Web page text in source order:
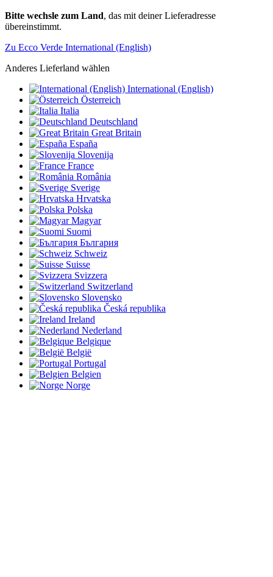
Bitte wechsle zum Land, das mit deiner Lieferadresse
übereinstimmt.
Zu Ecco Verde International (English)
Anderes Lieferland wählen
International (English)
Österreich
Italia
Deutschland
Great Britain
España
Slovenija
France
România
Sverige
Hrvatska
Polska
Magyar
Suomi
България
Schweiz
Suisse
Svizzera
Switzerland
Slovensko
Česká republika
Ireland
Nederland
Belgique
België
Portugal
Belgien
Norge